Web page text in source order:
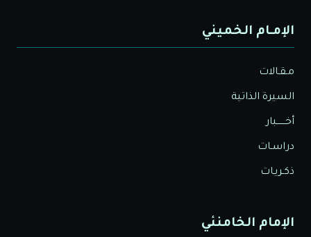
الإمـام الخميني
مـقـالات
السيرة الذاتية
أخــــــبار
دراسـات
ذكـريـات
الإمام الخامنئي